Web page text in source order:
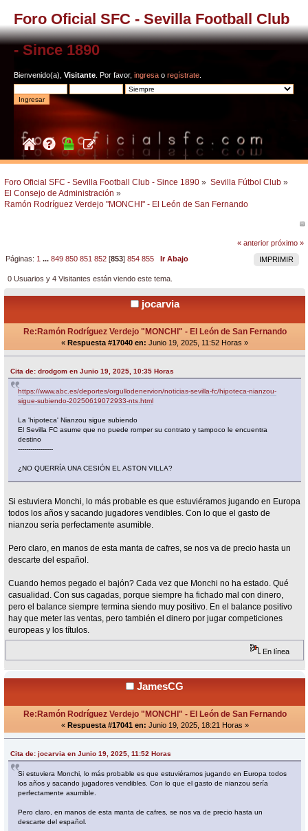
Foro Oficial SFC - Sevilla Football Club
- Since 1890
Bienvenido(a), Visitante . Por favor, ingresa o regístrate
Foro Oficial SFC - Sevilla Football Club - Since 1890 » Sevilla Fútbol Club »
El Consejo de Administración »
Ramón Rodríguez Verdejo "MONCHI" - El León de San Fernando
« anterior próximo »
IMPRIMIR
Páginas: 1 ...849 850 851 852 [853]854 855 Ir Abajo
0 Usuarios y 4 Visitantes están viendo este tema.
jocarvia
Re:Ramón Rodríguez Verdejo "MONCHI" - El León de San Fernando
« Respuesta #17040 en: Junio 19, 2025, 11:52 Horas »
Cita de: drodgom en Junio 19, 2025, 10:35 Horas
https://www.abc.es/deportes/orgullodenervion/noticias-sevilla-fc/hipoteca-nianzou-
sigue-subiendo-20250619072933-nts.html
La 'hipoteca' Nianzou sigue subiendo
El Sevilla FC asume que no puede romper su contrato y tampoco le encuentra
destino
-----------------
¿NO QUERRÍA UNA CESIÓN EL ASTON VILLA?
Si estuviera Monchi, lo más probable es que estuviéramos jugando en Europa
todos los años y sacando jugadores vendibles. Con lo que el gasto de
nianzou sería perfectamente asumible.
Pero claro, en manos de esta manta de cafres, se nos va de precio hasta un
descarte del español.
Cuando hemos pegado el bajón? Cada vez que Monchi no ha estado. Qué
casualidad. Con sus cagadas, porque siempre ha fichado mal con dinero,
pero el balance siempre termina siendo muy positivo. En el balance positivo
hay que meter las ventas, pero también el dinero por jugar competiciones
europeas y los títulos.
En línea
JamesCG
Re:Ramón Rodríguez Verdejo "MONCHI" - El León de San Fernando
« Respuesta #17041 en: Junio 19, 2025, 18:21 Horas »
Cita de: jocarvia en Junio 19, 2025, 11:52 Horas
Si estuviera Monchi, lo más probable es que estuviéramos jugando en Europa todos
los años y sacando jugadores vendibles. Con lo que el gasto de nianzou sería
perfectamente asumible.
Pero claro, en manos de esta manta de cafres, se nos va de precio hasta un
descarte del español.